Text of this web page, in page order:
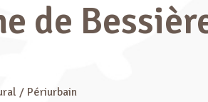
de
/ Périurbain